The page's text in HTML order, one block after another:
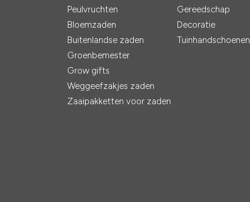
Peulvruchten
Bloemzaden
Buitenlandse zaden
Groenbemester
Grow gifts
Weggeefzakjes zaden
Zaaipakketten voor zaden
Gereedschap
Decoratie
Tuinhandschoenen